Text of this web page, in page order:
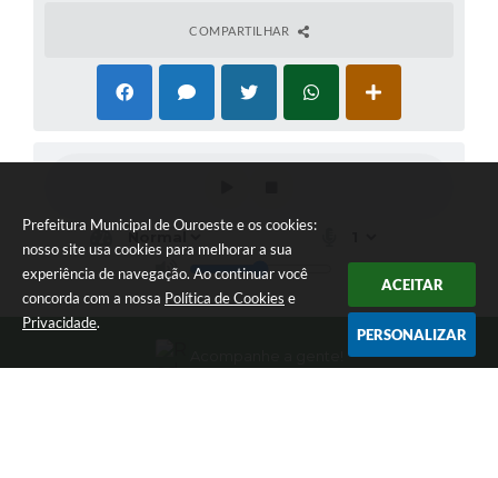
Prefeitura Municipal de Ouroeste e os cookies:
nosso site usa cookies para melhorar a sua
experiência de navegação. Ao continuar você
concorda com a nossa Política de Cookies e
Privacidade.
ACEITAR
PERSONALIZAR
COMPARTILHAR